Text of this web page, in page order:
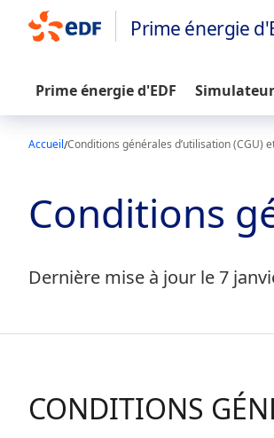
Prime énergie
Prime énergie d'EDF Simulateur
Accueil Conditions générales d’utilisation (CGU)
Conditions
Dernière mise à jour le 7
CONDITIONS